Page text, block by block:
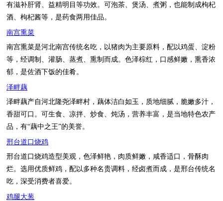
有滋补肝肾、益精明目等功效。可泡茶、煲汤、煮粥，也能制成枸杞
酒、枸杞酱等，是药食两用佳品。
南宫熏菜
南宫熏菜是河北南宫传统名吃，以猪肉为主要原料，配以鸡蛋、淀粉
等，经调制、灌肠、蒸煮、熏制而成。色泽棕红，口感鲜嫩，熏香浓
郁，是佐酒下饭的佳肴。
泽畔藕
泽畔藕产自河北隆尧泽畔村，藕体洁白如玉，质地细腻，脆嫩多汁，
香甜可口。可生食、凉拌、炒食、炖汤，营养丰富，是当地特色农产
品，有“藕中之王”的美誉。
邢台道口烧鸡
邢台道口烧鸡造型美观，色泽鲜艳，肉质鲜嫩，咸香适口，骨酥肉
烂。选用优质鲜鸡，配以多种名贵调料，经卤煮而成，是邢台传统名
吃，深受消费者喜爱。
鸡腿大葱